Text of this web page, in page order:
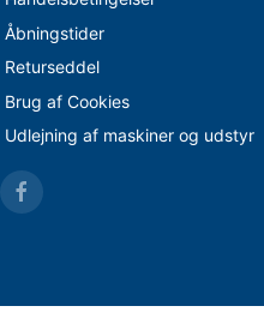
Åbningstider
Returseddel
Brug af Cookies
Udlejning af maskiner og udstyr